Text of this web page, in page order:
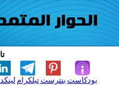
تيلكرامبنترست بودكاست